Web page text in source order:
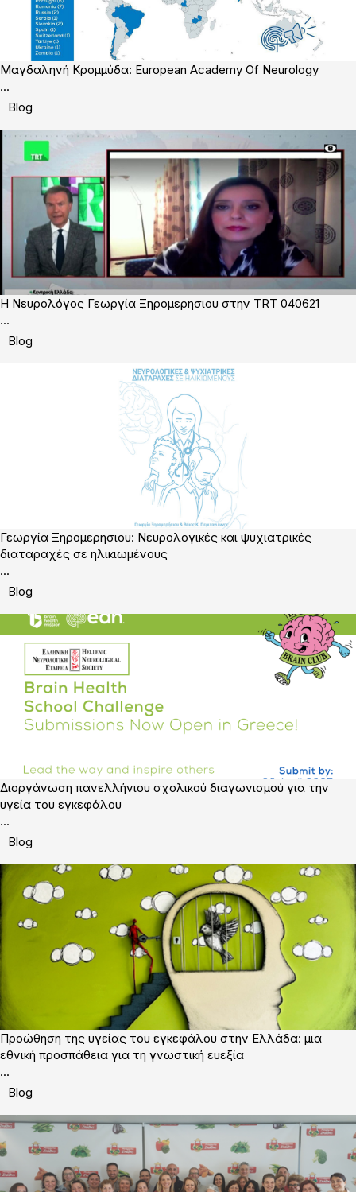
Μαγδαληνή Κρομμύδα: European Academy Of Neurology
...
Blog
Η Νευρολόγος Γεωργία Ξηρομερησιου στην TRT 040621
...
Blog
Γεωργία Ξηρομερησιου: Νευρολογικές και ψυχιατρικές
διαταραχές σε ηλικιωμένους
...
Blog
Διοργάνωση πανελλήνιου σχολικού διαγωνισμού για την
υγεία του εγκεφάλου
...
Blog
Προώθηση της υγείας του εγκεφάλου στην Ελλάδα: μια
εθνική προσπάθεια για τη γνωστική ευεξία
...
Blog